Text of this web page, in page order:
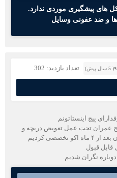
های پیشگیری موردی ندارد.
و ضد عفونی وسایل
تعداد بازدید: 302
پیج اینستاتونم
صالح عمران تحت عمل تعویض دریچه و
میترال و آئورت و چند رگ شدند . الان بعد از ۴ ماه اکو تخصصی کردیم
قابل قبول
نگران شدیم.